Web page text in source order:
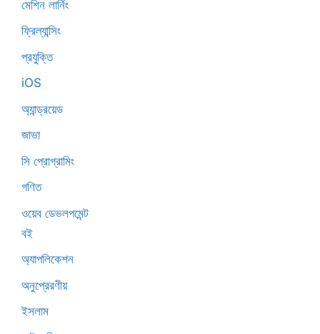
মেশিন লার্নিং
ফ্রিল্যান্সিং
প্রযুক্তি
iOS
অ্যান্ড্রয়েড
জাভা
সি প্রোগ্রামিং
গণিত
ওয়েব ডেভলপমেন্ট
বই
অ্যাপলিকেশন
অনুপ্রেরণীয়
ইসলাম